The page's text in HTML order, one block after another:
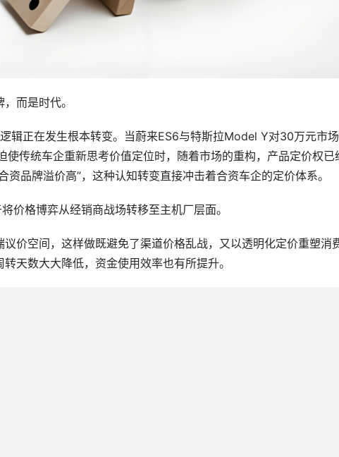
而是时代。
辑正在发生根本转变。当蔚来ES6与特斯拉Model Y对30万元市
传统车企重新思考价值定位时，随着市场的重构，产品定价权已
品牌溢价高”，这种认知转变直接冲击着合资车企的定价体系。
价格博弈从经销商战场转移至主机厂层面。
价空间，这样做既避免了渠道价格乱战，又以透明化定价重塑消
天数大大降低，资金使用效率也有所提升。